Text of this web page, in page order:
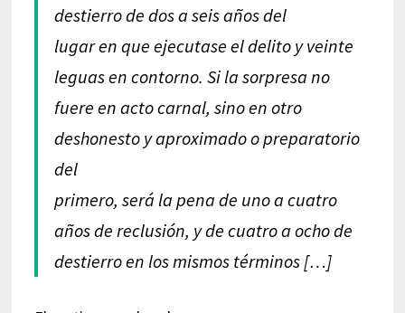
destierro de dos a seis años del
lugar en que ejecutase el delito y veinte
leguas en contorno. Si la sorpresa no
fuere en acto carnal, sino en otro
deshonesto y aproximado o preparatorio
del
primero, será la pena de uno a cuatro
años de reclusión, y de cuatro a ocho de
destierro en los mismos términos […]